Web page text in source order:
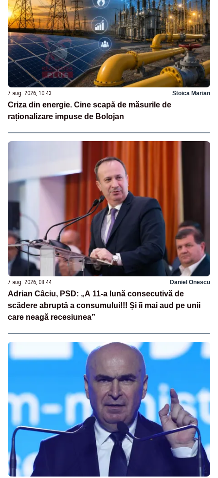
7 aug. 2026, 10:43 Stoica Marian
Criza din energie. Cine scapă de măsurile de
raționalizare impuse de Bolojan
7 aug. 2026, 08:44 Daniel Onescu
Adrian Câciu, PSD: „A 11-a lună consecutivă de
scădere abruptă a consumului!!! Și îi mai aud pe unii
care neagă recesiunea”